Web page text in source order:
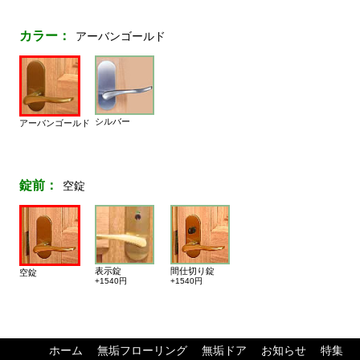
カラー： アーバンゴールド
アーバンゴールド シルバー
錠前： 空錠
空錠 表示錠
+1540円
間仕切り錠
+1540円
ホーム 無垢フローリング 無垢ドア お知らせ 特集